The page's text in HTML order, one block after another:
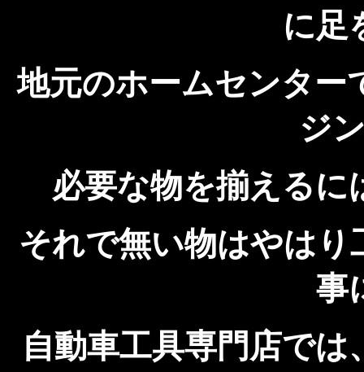
に足
地元のホームセンター
ジ
必要な物を揃えるに
それで無い物はやは
事
自動車工具専門店で